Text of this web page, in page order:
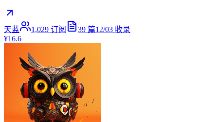
天蓝 1,029 订阅 39 篇12/03 收录
¥16.6